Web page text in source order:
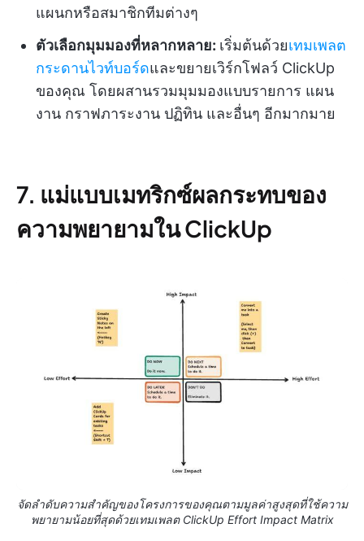
แผนกหรือสมาชิกทีมต่างๆ
ตัวเลือกมุมมองที่หลากหลาย: เริ่มต้นด้วยเทมเพลต
กระดานไวท์บอร์ดและขยายเวิร์กโฟลว์ ClickUp
ของคุณ โดยผสานรวมมุมมองแบบรายการ แผน
งาน กราฟภาระงาน ปฏิทิน และอื่นๆ อีกมากมาย
7. แม่แบบเมทริกซ์ผลกระทบของ
ความพยายามใน ClickUp
จัดลำดับความสำคัญของโครงการของคุณตามมูลค่าสูงสุดที่ใช้ความ
พยายามน้อยที่สุดด้วยเทมเพลต ClickUp Effort Impact Matrix